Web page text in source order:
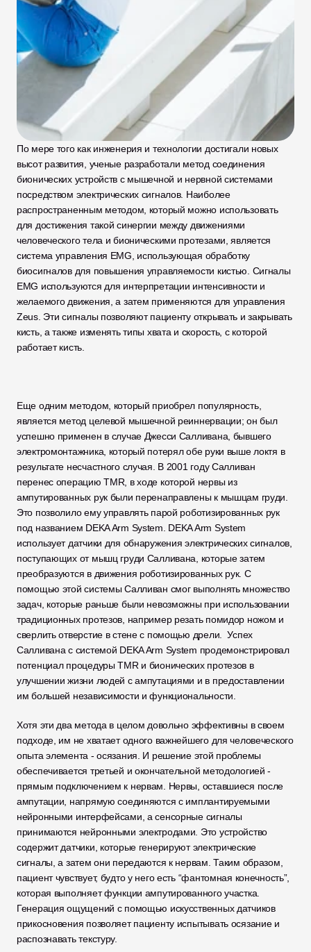
По мере того как инженерия и технологии достигали новых
высот развития, ученые разработали метод соединения
бионических устройств с мышечной и нервной системами
посредством электрических сигналов. Наиболее
распространенным методом, который можно использовать
для достижения такой синергии между движениями
человеческого тела и бионическими протезами, является
система управления EMG, использующая обработку
биосигналов для повышения управляемости кистью. Сигналы
EMG используются для интерпретации интенсивности и
желаемого движения, а затем применяются для управления
Zeus. Эти сигналы позволяют пациенту открывать и закрывать
кисть, а также изменять типы хвата и скорость, с которой
работает кисть.
Еще одним методом, который приобрел популярность,
является метод целевой мышечной реиннервации; он был
успешно применен в случае Джесси Салливана, бывшего
электромонтажника, который потерял обе руки выше локтя в
результате несчастного случая. В 2001 году Салливан
перенес операцию TMR, в ходе которой нервы из
ампутированных рук были перенаправлены к мышцам груди.
Это позволило ему управлять парой роботизированных рук
под названием DEKA Arm System. DEKA Arm System
использует датчики для обнаружения электрических сигналов,
поступающих от мышц груди Салливана, которые затем
преобразуются в движения роботизированных рук. С
помощью этой системы Салливан смог выполнять множество
задач, которые раньше были невозможны при использовании
традиционных протезов, например резать помидор ножом и
сверлить отверстие в стене с помощью дрели.  Успех
Салливана с системой DEKA Arm System продемонстрировал
потенциал процедуры TMR и бионических протезов в
улучшении жизни людей с ампутациями и в предоставлении
им большей независимости и функциональности.
Хотя эти два метода в целом довольно эффективны в своем
подходе, им не хватает одного важнейшего для человеческого
опыта элемента - осязания. И решение этой проблемы
обеспечивается третьей и окончательной методологией -
прямым подключением к нервам. Нервы, оставшиеся после
ампутации, напрямую соединяются с имплантируемыми
нейронными интерфейсами, а сенсорные сигналы
принимаются нейронными электродами. Это устройство
содержит датчики, которые генерируют электрические
сигналы, а затем они передаются к нервам. Таким образом,
пациент чувствует, будто у него есть “фантомная конечность”,
которая выполняет функции ампутированного участка.
Генерация ощущений с помощью искусственных датчиков
прикосновения позволяет пациенту испытывать осязание и
распознавать текстуру.